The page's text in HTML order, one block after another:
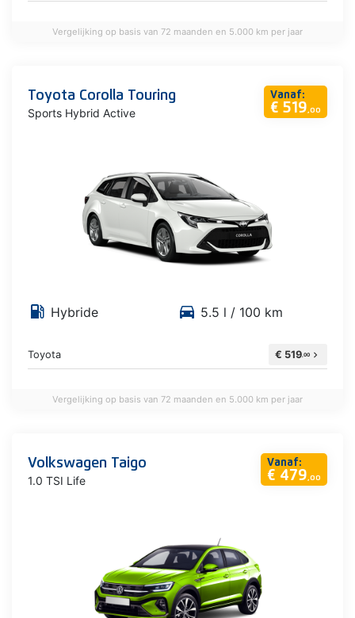
Vergelijking op basis van 72 maanden en 5.000 km per jaar
Vanaf:
€ 519,00
Toyota Corolla Touring
Sports Hybrid Active
local_gas_station Hybride directions_car 5.5 l / 100 km
Toyota € 519,00 chevron_right
Vergelijking op basis van 72 maanden en 5.000 km per jaar
Vanaf:
€ 479,00
Volkswagen Taigo
1.0 TSI Life